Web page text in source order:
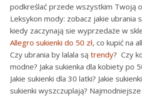
podkreślać przede wszystkim Twoją
Leksykon mody: zobacz jakie ubrania
kiedy zaczynają sie wyprzedaże w
Allegro sukienki do 50 zł, co kupić na
Czy ubrania by lalala są trendy? Czy
modne? Jaka sukienka dla kobiety po
Jakie sukienki dla 30 latki? Jakie
sukienki wyszczuplają?